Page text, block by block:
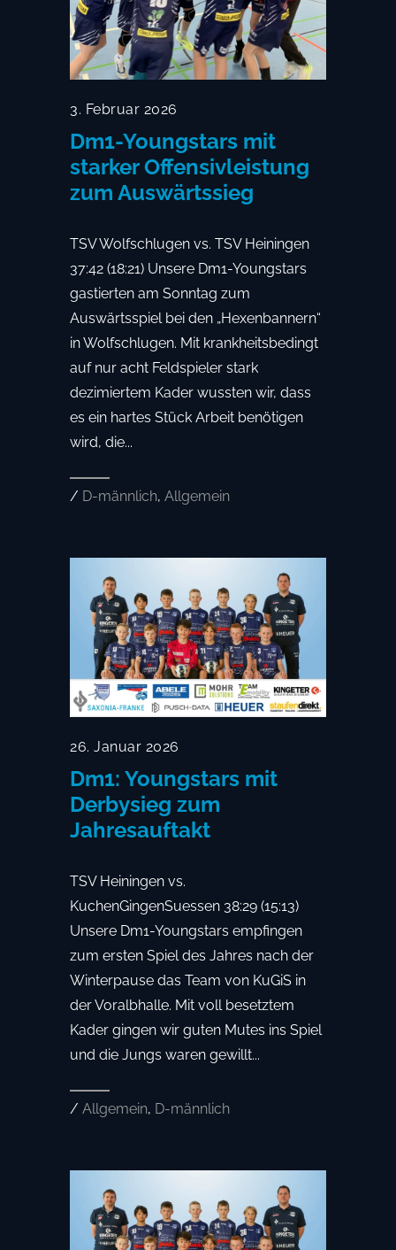
3. Februar 2026
Dm1-Youngstars mit
starker Offensivleistung
zum Auswärtssieg
TSV Wolfschlugen vs. TSV Heiningen
37:42 (18:21) Unsere Dm1-Youngstars
gastierten am Sonntag zum
Auswärtsspiel bei den „Hexenbannern“
in Wolfschlugen. Mit krankheitsbedingt
auf nur acht Feldspieler stark
dezimiertem Kader wussten wir, dass
es ein hartes Stück Arbeit benötigen
wird, die...
/ D-männlich, Allgemein
26. Januar 2026
Dm1: Youngstars mit
Derbysieg zum
Jahresauftakt
TSV Heiningen vs.
KuchenGingenSuessen 38:29 (15:13)
Unsere Dm1-Youngstars empfingen
zum ersten Spiel des Jahres nach der
Winterpause das Team von KuGiS in
der Voralbhalle. Mit voll besetztem
Kader gingen wir guten Mutes ins Spiel
und die Jungs waren gewillt...
/ Allgemein, D-männlich